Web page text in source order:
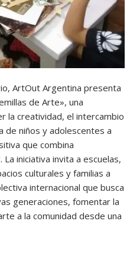
ArtOut Argentina presenta
de Arte», una
la creatividad, el intercambio
de niños y adolescentes a
que combina
iniciativa invita a escuelas,
culturales y familias a
internacional que busca
generaciones, fomentar la
a la comunidad desde una